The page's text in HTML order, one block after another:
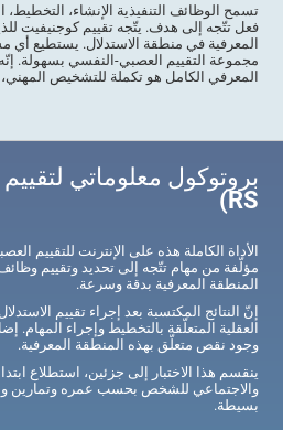
تسمح الوظائف التنفيذية الإنشاء،
فعل تتّجه إلى هدف. يتّجه تقييم كوجنيفيت
المعرفية في منطقة الاستدلال. يستطيع
مجموعة التقييم العصبي-النفسي بسهولة. إنّه
المعرفي الكامل هو تكملة للتشخيص المهني،
RS)
الأداة الكاملة هذه على الإنترنت للتقييم
مؤلّفة من مهام تتّجه إلى تحديد وتقييم وظائف
المنطقة المعرفية بدقة وسرعة.
إنّ النتائج المكتسبة بعد إجراء تقييم
العقلية المتعلّقة بالتخطيط وإجراء المهام.
وجود نقص متعلّق بهذه المنطقة المعرفية.
ينقسم هذا الاختبار إلى جزئين، استطلاع
والاجتماعي للشخص بحسب عمره وتمارين
بسيطة.